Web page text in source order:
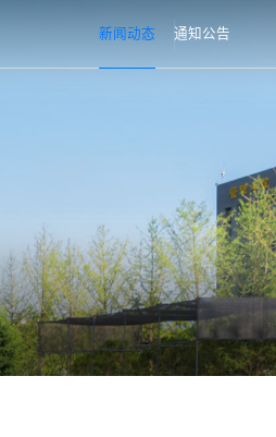
新闻动态 通知公告